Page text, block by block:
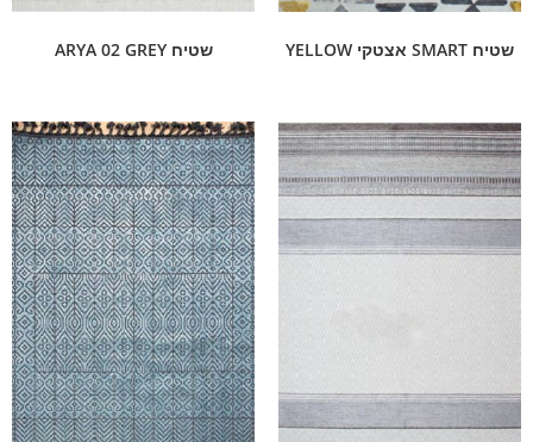
שטיח SMART אצטקי YELLOW שטיח ARYA 02 GREY